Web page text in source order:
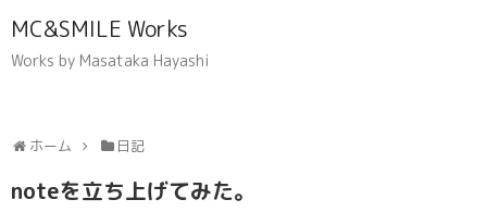
MC&SMILE Works
Works by Masataka Hayashi
ホーム 日記
noteを立ち上げてみた。